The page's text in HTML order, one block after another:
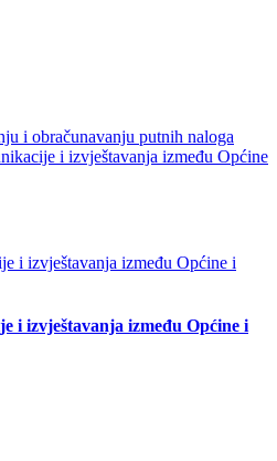
i obračunavanju putnih naloga
i izvještavanja između Općine
i izvještavanja između Općine i